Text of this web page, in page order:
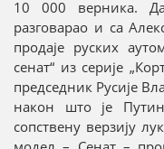
10 000 верника.
разговарао и са
продаје руских
сенат“ из серије
председник Русије
након што је
сопствену верзију